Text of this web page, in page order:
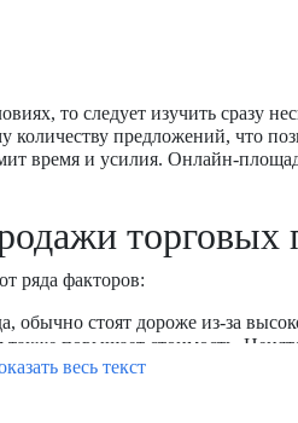
то следует изучить сразу
предложений, что
время и усилия. Онлайн-
ряда факторов:
стоят дороже из-за
повышает стоимость.
зонами, торговыми
весь текст